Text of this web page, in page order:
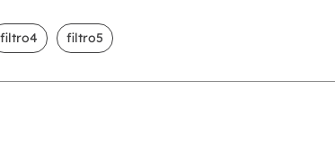
filtro4 filtro5